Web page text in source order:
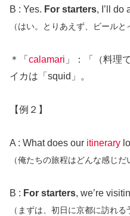
B : Yes. For starters, I’ll do
（はい。とりあえず、ビールと
＊「 calamari 」：「（料理
イカは「squid」。
【例２】
A : What does our itinerary
（俺たちの旅程はどんな感じだ
B : For starters, we’re
（まずは、初日に京都に訪れる